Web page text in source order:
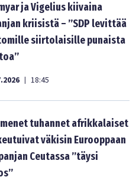
ja Vigelius kiivaina
kriisistä – ”SDP levittää
siirtolaisille punaista
| 18:45
tuhannet afrikkalaiset
väkisin Eurooppaan
Ceutassa ”täysi